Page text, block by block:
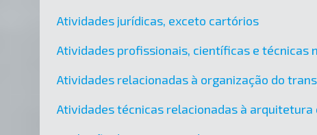
Atividades jurídicas, exceto cartórios
Atividades profissionais, científicas e técnicas
Atividades relacionadas à organização do
Atividades técnicas relacionadas à arquitetura